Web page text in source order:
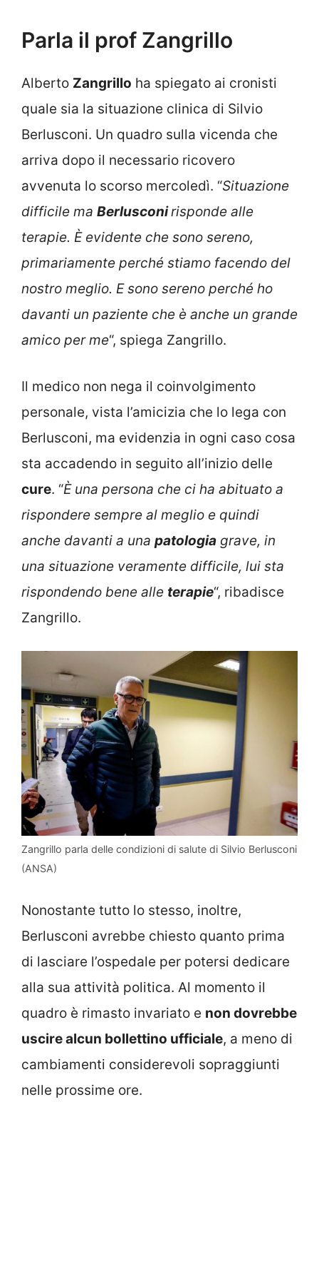
Parla il prof Zangrillo
Alberto Zangrillo ha spiegato ai cronisti
quale sia la situazione clinica di Silvio
Berlusconi. Un quadro sulla vicenda che
arriva dopo il necessario ricovero
avvenuta lo scorso mercoledì. “Situazione
difficile ma Berlusconirisponde alle
terapie. È evidente che sono sereno,
primariamente perché stiamo facendo del
nostro meglio. E sono sereno perché ho
davanti un paziente che è anche un grande
amico per me“, spiega Zangrillo.
Il medico non nega il coinvolgimento
personale, vista l’amicizia che lo lega con
Berlusconi, ma evidenzia in ogni caso cosa
sta accadendo in seguito all’inizio delle
cure. “È una persona che ci ha abituato a
rispondere sempre al meglio e quindi
anche davanti a una patologia grave, in
una situazione veramente difficile, lui sta
rispondendo bene alle terapie“, ribadisce
Zangrillo.
Zangrillo parla delle condizioni di salute di Silvio Berlusconi
(ANSA)
Nonostante tutto lo stesso, inoltre,
Berlusconi avrebbe chiesto quanto prima
di lasciare l’ospedale per potersi dedicare
alla sua attività politica. Al momento il
quadro è rimasto invariato e non dovrebbe
uscire alcun bollettino ufficiale, a meno di
cambiamenti considerevoli sopraggiunti
nelle prossime ore.